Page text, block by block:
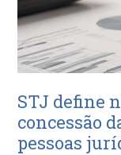
STJ define
concessão
pessoas